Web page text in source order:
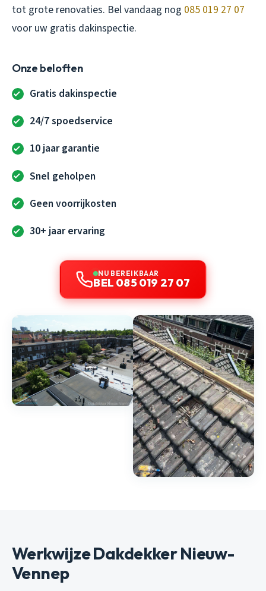
tot grote renovaties. Bel vandaag nog 085 019 27 07
voor uw gratis dakinspectie.
Onze beloften
Gratis dakinspectie
24/7 spoedservice
10 jaar garantie
Snel geholpen
Geen voorrijkosten
30+ jaar ervaring
NU BEREIKBAAR
BEL 085 019 27 07
Werkwijze Dakdekker Nieuw-
Vennep